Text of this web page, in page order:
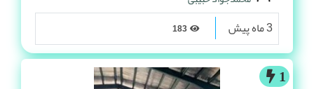
3 ماه پیش
1